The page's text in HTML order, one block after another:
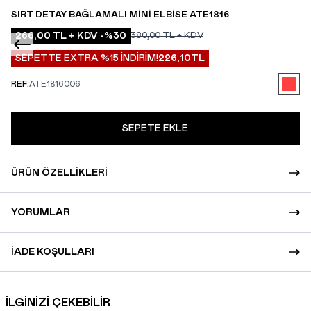
SIRT DETAY BAĞLAMALI MINI ELBISE ATE1816
266,00 TL + KDV -%30 380,00TL + KDV
SEPETTE EXTRA %15 İNDİRİM!226,10TL
REF:ATE1816006
SEPETE EKLE
ÜRÜN ÖZELLIKLERI
YORUMLAR
İADE KOŞULLARI
İLGİNİZİ ÇEKEBİLİR